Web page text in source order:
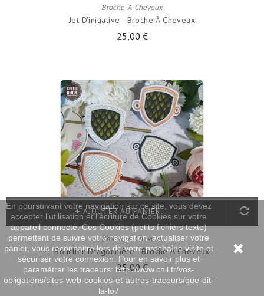
Broche-A-Cheveux
Jet D'initiative - Broche À Cheveux
25,00 €
Broche-A-Cheveux
Bouclier Dragonnière - Broche À Cheveux
25,00 €
AJOUTER AU PANIER
En poursuivant votre navigation sur ce site, vous devez
accepter l’utilisation et l'écriture de Cookies sur votre
appareil connecté. Ces Cookies (petits fichiers texte)
permettent de suivre votre navigation, actualiser votre
panier, vous reconnaitre lors de votre prochaine visite et
sécuriser votre connexion. Pour en savoir plus et
paramétrer les traceurs: http://www.cnil.fr/vos-
obligations/sites-web-cookies-et-autres-traceurs/que-dit-
la-loi/